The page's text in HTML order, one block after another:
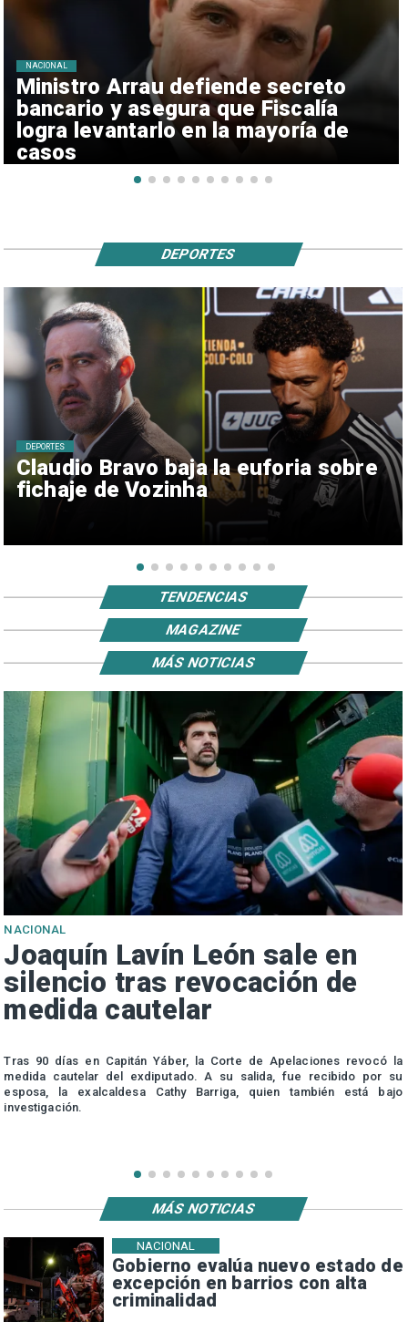
Ministro Arrau defiende secreto
bancario y asegura que Fiscalía
logra levantarlo en la mayoría de
casos
NACIONAL
Claudio Bravo baja la euforia sobre
fichaje de Vozinha
DEPORTES
DEPORTES
TENDENCIAS
MAGAZINE
NACIONAL
Joaquín Lavín León sale en
silencio tras revocación de
medida cautelar
Tras 90 días en Capitán Yáber, la Corte de Apelaciones revocó la
medida cautelar del exdiputado. A su salida, fue recibido por su
esposa, la exalcaldesa Cathy Barriga, quien también está bajo
investigación.
MÁS NOTICIAS
Gobierno evalúa nuevo estado de
excepción en barrios con alta
criminalidad
NACIONAL
MÁS NOTICIAS